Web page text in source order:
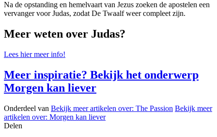
Na de opstanding en hemelvaart van Jezus zoeken de apostelen een
vervanger voor Judas, zodat De Twaalf weer compleet zijn.
Meer weten over Judas?
Lees hier meer info!
Meer inspiratie? Bekijk het onderwerp
Morgen kan liever
Onderdeel van Bekijk meer artikelen over: The Passion Bekijk meer
artikelen over: Morgen kan liever
Delen